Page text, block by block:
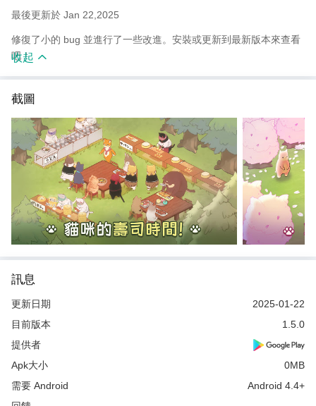
最後更新於 Jan 22,2025
修復了小的 bug 並進行了一些改進。安裝或更新到最新版本來查看
吧！
收起
截圖
訊息
更新日期
2025-01-22
目前版本
1.5.0
提供者
Apk大小
0MB
需要 Android
Android 4.4+